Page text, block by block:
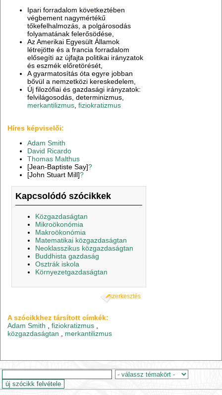
Ipari forradalom következtében
végbement nagymértékű
tőkefelhalmozás, a polgárosodás
folyamatának felerősödése,
Az Amerikai Egyesült Államok
létrejötte és a francia forradalom
elősegíti az újfajta politikai irányzatok
és eszmék előretörését,
A gyarmatosítás óta egyre jobban
bővül a nemzetközi kereskedelem,
Új filozófiai és gazdasági irányzatok:
felvilágosodás, determinizmus,
merkantilizmus ,fiziokratizmus
Híres képviselői:
Adam Smith
David Ricardo
Thomas Malthus
[Jean-Baptiste Say]?
[John Stuart Mill]?
Kapcsolódó szócikkek
Közgazdaságtan
Mikroökonómia
Makroökonómia
Matematikai közgazdaságtan
Neoklasszikus közgazdaságtan
Buddhista gazdaság
Osztrák iskola
Környezetgazdaságtan
szerkesztés
A szócikkhez társított címkék:
Adam Smith ,fiziokratizmus
közgazdaságtan
merkantilizmus